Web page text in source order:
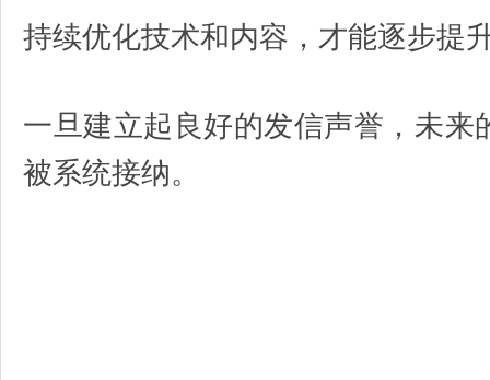
持续优化技术和内容，才能逐步提
一旦建立起良好的发信声誉，未来
被系统接纳。